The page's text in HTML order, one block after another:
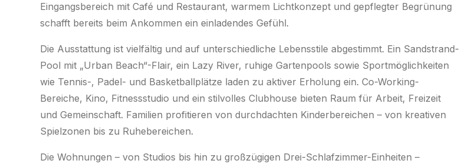
Eingangsbereich mit Café und Restaurant, warmem Lichtkonzept und gepflegter Begrünung
schafft bereits beim Ankommen ein einladendes Gefühl.
Die Ausstattung ist vielfältig und auf unterschiedliche Lebensstile abgestimmt. Ein Sandstrand-
Pool mit „Urban Beach“-Flair, ein Lazy River, ruhige Gartenpools sowie Sportmöglichkeiten
wie Tennis-, Padel- und Basketballplätze laden zu aktiver Erholung ein. Co-Working-
Bereiche, Kino, Fitnessstudio und ein stilvolles Clubhouse bieten Raum für Arbeit, Freizeit
und Gemeinschaft. Familien profitieren von durchdachten Kinderbereichen – von kreativen
Spielzonen bis zu Ruhebereichen.
Die Wohnungen – von Studios bis hin zu großzügigen Drei-Schlafzimmer-Einheiten –